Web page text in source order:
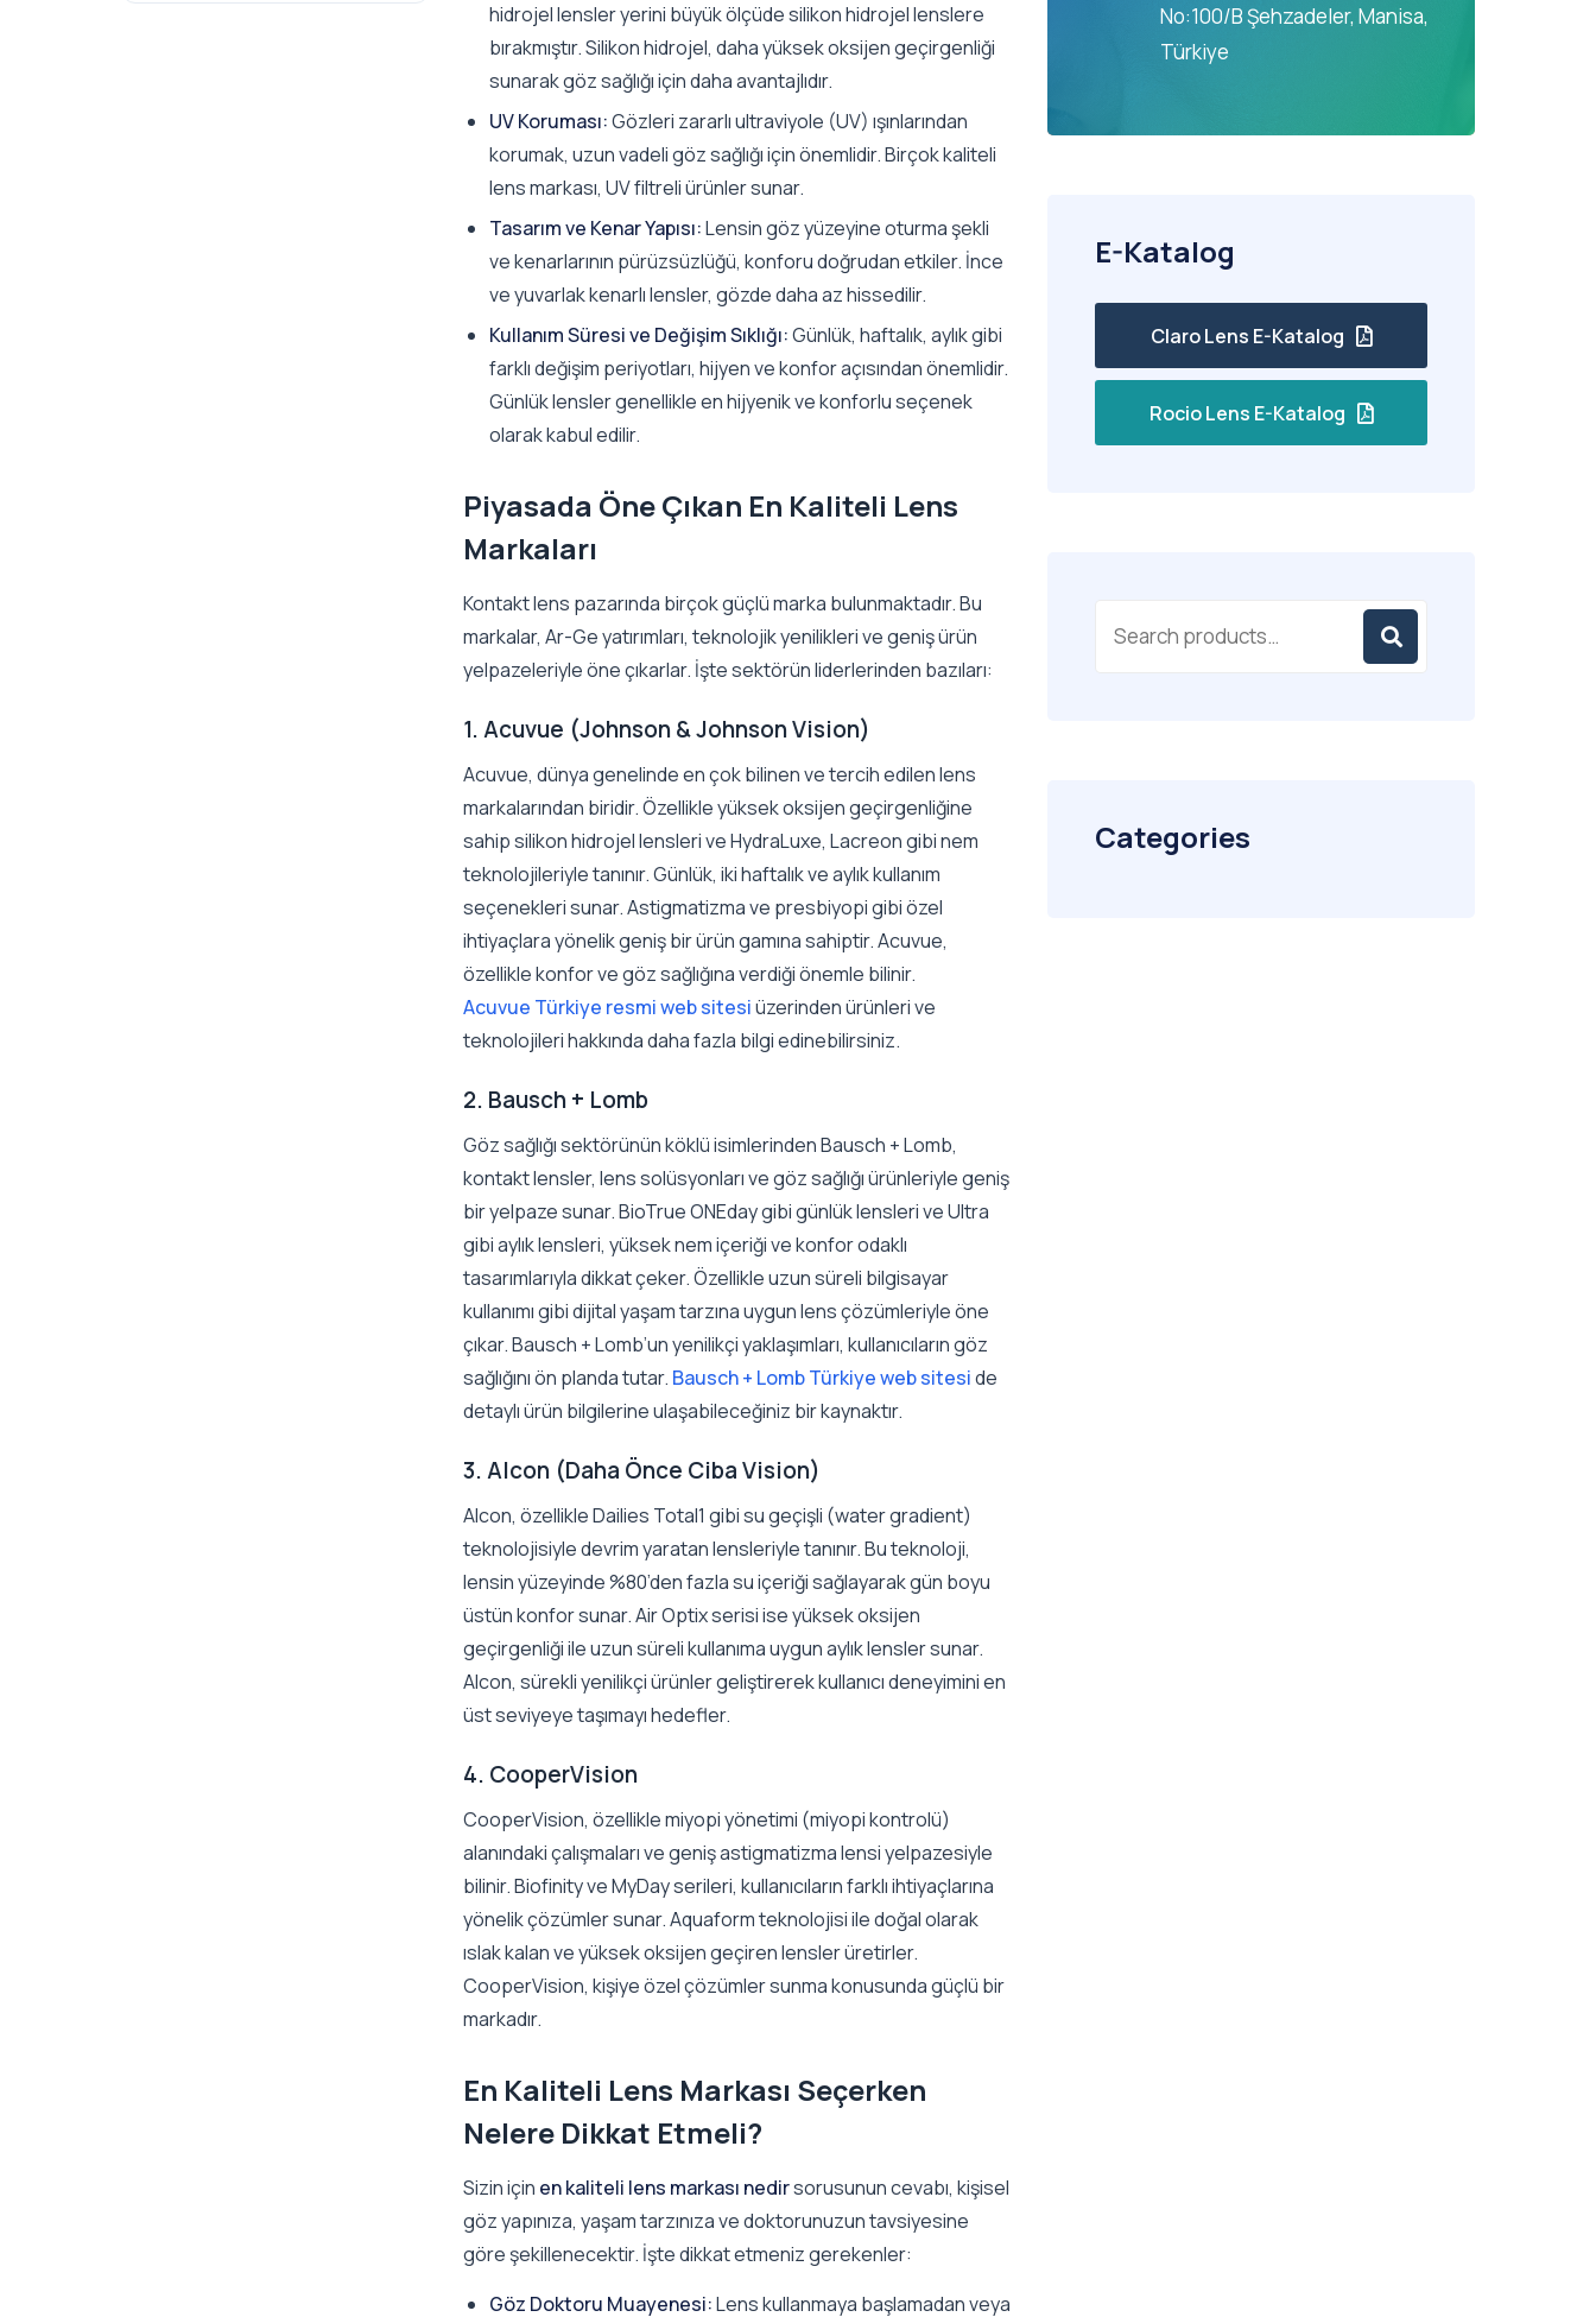
hidrojel lensler yerini büyük ölçüde silikon hidrojel lenslere
bırakmıştır. Silikon hidrojel, daha yüksek oksijen geçirgenliği
sunarak göz sağlığı için daha avantajlıdır.
UV Koruması:Gözleri zararlı ultraviyole (UV) ışınlarından
korumak, uzun vadeli göz sağlığı için önemlidir. Birçok kaliteli
lens markası, UV filtreli ürünler sunar.
Tasarım ve Kenar Yapısı:Lensin göz yüzeyine oturma şekli
ve kenarlarının pürüzsüzlüğü, konforu doğrudan etkiler. İnce
ve yuvarlak kenarlı lensler, gözde daha az hissedilir.
Kullanım Süresi ve Değişim Sıklığı:Günlük, haftalık, aylık gibi
farklı değişim periyotları, hijyen ve konfor açısından önemlidir.
Günlük lensler genellikle en hijyenik ve konforlu seçenek
olarak kabul edilir.
Piyasada Öne Çıkan En Kaliteli Lens
Markaları
Kontakt lens pazarında birçok güçlü marka bulunmaktadır. Bu
markalar, Ar-Ge yatırımları, teknolojik yenilikleri ve geniş ürün
yelpazeleriyle öne çıkarlar. İşte sektörün liderlerinden bazıları:
1. Acuvue (Johnson & Johnson Vision)
Acuvue, dünya genelinde en çok bilinen ve tercih edilen lens
markalarından biridir. Özellikle yüksek oksijen geçirgenliğine
sahip silikon hidrojel lensleri ve HydraLuxe, Lacreon gibi nem
teknolojileriyle tanınır. Günlük, iki haftalık ve aylık kullanım
seçenekleri sunar. Astigmatizma ve presbiyopi gibi özel
ihtiyaçlara yönelik geniş bir ürün gamına sahiptir. Acuvue,
özellikle konfor ve göz sağlığına verdiği önemle bilinir.
Acuvue Türkiye resmi web sitesiüzerinden ürünleri ve
teknolojileri hakkında daha fazla bilgi edinebilirsiniz.
2. Bausch + Lomb
Göz sağlığı sektörünün köklü isimlerinden Bausch + Lomb,
kontakt lensler, lens solüsyonları ve göz sağlığı ürünleriyle geniş
bir yelpaze sunar. BioTrue ONEday gibi günlük lensleri ve Ultra
gibi aylık lensleri, yüksek nem içeriği ve konfor odaklı
tasarımlarıyla dikkat çeker. Özellikle uzun süreli bilgisayar
kullanımı gibi dijital yaşam tarzına uygun lens çözümleriyle öne
çıkar. Bausch + Lomb’un yenilikçi yaklaşımları, kullanıcıların göz
sağlığını ön planda tutar. Bausch + Lomb Türkiye web siteside
detaylı ürün bilgilerine ulaşabileceğiniz bir kaynaktır.
3. Alcon (Daha Önce Ciba Vision)
Alcon, özellikle Dailies Total1 gibi su geçişli (water gradient)
teknolojisiyle devrim yaratan lensleriyle tanınır. Bu teknoloji,
lensin yüzeyinde %80’den fazla su içeriği sağlayarak gün boyu
üstün konfor sunar. Air Optix serisi ise yüksek oksijen
geçirgenliği ile uzun süreli kullanıma uygun aylık lensler sunar.
Alcon, sürekli yenilikçi ürünler geliştirerek kullanıcı deneyimini en
üst seviyeye taşımayı hedefler.
4. CooperVision
CooperVision, özellikle miyopi yönetimi (miyopi kontrolü)
alanındaki çalışmaları ve geniş astigmatizma lensi yelpazesiyle
bilinir. Biofinity ve MyDay serileri, kullanıcıların farklı ihtiyaçlarına
yönelik çözümler sunar. Aquaform teknolojisi ile doğal olarak
ıslak kalan ve yüksek oksijen geçiren lensler üretirler.
CooperVision, kişiye özel çözümler sunma konusunda güçlü bir
markadır.
En Kaliteli Lens Markası Seçerken
Nelere Dikkat Etmeli?
Sizin için en kaliteli lens markası nedirsorusunun cevabı, kişisel
göz yapınıza, yaşam tarzınıza ve doktorunuzun tavsiyesine
göre şekillenecektir. İşte dikkat etmeniz gerekenler:
Göz Doktoru Muayenesi:Lens kullanmaya başlamadan veya
No:100/B Şehzadeler, Manisa,
Türkiye
E-Katalog
Claro Lens E-Katalog
Rocio Lens E-Katalog
Categories